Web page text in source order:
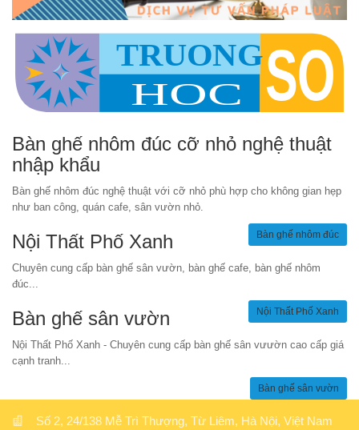
Bàn ghế nhôm đúc cỡ nhỏ nghệ thuật
nhập khẩu
Bàn ghế nhôm đúc nghệ thuật với cỡ nhỏ phù hợp cho không gian hẹp
như ban công, quán cafe, sân vườn nhỏ.
Bàn ghế nhôm đúc
Nội Thất Phố Xanh
Chuyên cung cấp bàn ghế sân vườn, bàn ghế cafe, bàn ghế nhôm
đúc...
Nội Thất Phố Xanh
Bàn ghế sân vườn
Nội Thất Phố Xanh - Chuyên cung cấp bàn ghế sân vưườn cao cấp giá
cạnh tranh...
Bàn ghế sân vườn
Số 2, 24/138 Mễ Trì Thượng, Từ Liêm, Hà Nội, Việt Nam